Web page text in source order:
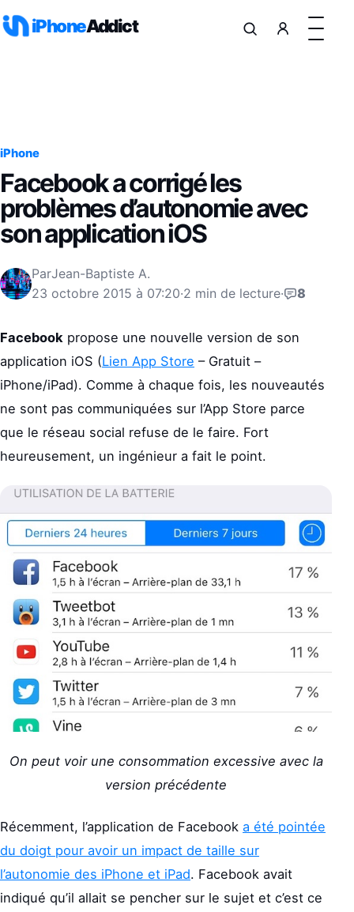
iPhoneAddict
iPhone
Facebook a corrigé les
problèmes d’autonomie avec
son application iOS
ParJean-Baptiste A.
23 octobre 2015 à 07:20·2 min de lecture· 8
Facebook propose une nouvelle version de son
application iOS (Lien App Store – Gratuit –
iPhone/iPad). Comme à chaque fois, les nouveautés
ne sont pas communiquées sur l’App Store parce
que le réseau social refuse de le faire. Fort
heureusement, un ingénieur a fait le point.
On peut voir une consommation excessive avec la
version précédente
Récemment, l’application de Facebook a été pointée
du doigt pour avoir un impact de taille sur
l’autonomie des iPhone et iPad. Facebook avait
indiqué qu’il allait se pencher sur le sujet et c’est ce